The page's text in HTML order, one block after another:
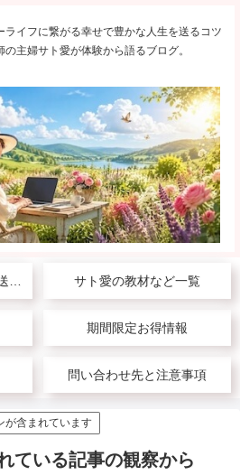
イフに繋がる幸せで豊かな人生を送るコツ
主婦サト愛が体験から語るブログ。
サト愛の教材など一覧
期間限定お得情報
問い合わせ先と注意事項
が含まれています
ている記事の観察から